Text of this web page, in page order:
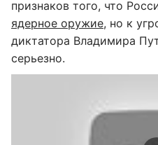
признаков того, что
ядерное оружие, но к
диктатора Владимира
серьезно.